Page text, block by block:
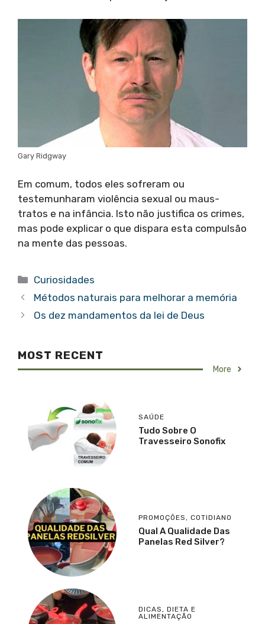
Gary Ridgway
Em comum, todos eles sofreram ou
testemunharam violência sexual ou maus-
tratos e na infância. Isto não justifica os crimes,
mas pode explicar o que dispara esta compulsão
na mente das pessoas.
Categorias
Curiosidades
Métodos naturais para melhorar a memória
Os dez mandamentos da lei de Deus
MOST RECENT
More
SAÚDE
Tudo Sobre O
Travesseiro Sonofix
PROMOÇÕES, COTIDIANO
Qual A Qualidade Das
Panelas Red Silver?
DICAS, DIETA E
ALIMENTAÇÃO